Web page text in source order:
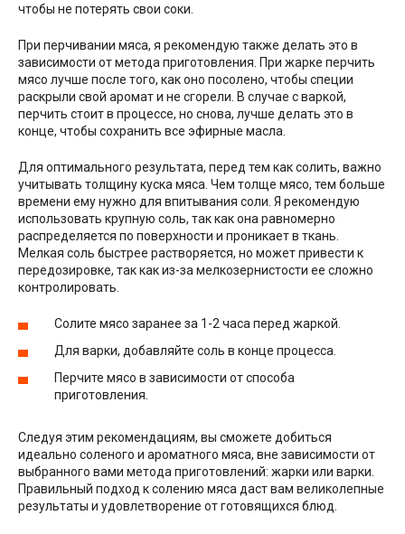
чтобы не потерять свои соки.
При перчивании мяса, я рекомендую также делать это в
зависимости от метода приготовления. При жарке перчить
мясо лучше после того, как оно посолено, чтобы специи
раскрыли свой аромат и не сгорели. В случае с варкой,
перчить стоит в процессе, но снова, лучше делать это в
конце, чтобы сохранить все эфирные масла.
Для оптимального результата, перед тем как солить, важно
учитывать толщину куска мяса. Чем толще мясо, тем больше
времени ему нужно для впитывания соли. Я рекомендую
использовать крупную соль, так как она равномерно
распределяется по поверхности и проникает в ткань.
Мелкая соль быстрее растворяется, но может привести к
передозировке, так как из-за мелкозернистости ее сложно
контролировать.
Солите мясо заранее за 1-2 часа перед жаркой.
Для варки, добавляйте соль в конце процесса.
Перчите мясо в зависимости от способа
приготовления.
Следуя этим рекомендациям, вы сможете добиться
идеально соленого и ароматного мяса, вне зависимости от
выбранного вами метода приготовлений: жарки или варки.
Правильный подход к солению мяса даст вам великолепные
результаты и удовлетворение от готовящихся блюд.